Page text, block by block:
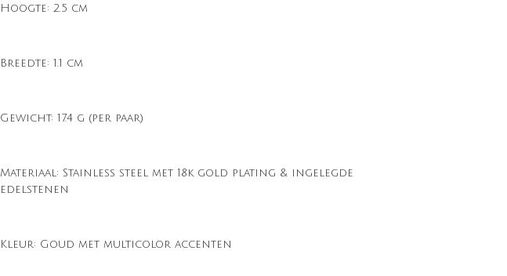
Hoogte: 2.5 cm
Breedte: 1.1 cm
Gewicht: 17.4 g (per paar)
Materiaal: Stainless steel met 18k gold plating & ingelegde
edelstenen
Kleur: Goud met multicolor accenten